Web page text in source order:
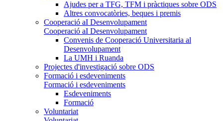
Ajudes per a TFG, TFM i pràctiques sobre ODS
Altres convocatòries, beques i premis
Cooperació aI Desenvolupament
Cooperació aI Desenvolupament
Convenis de Cooperació Universitaria al
Desenvolupament
La UMH i Ruanda
Projectes d'investigació sobre ODS
Formació i esdeveniments
Formació i esdeveniments
Esdeveniments
Formació
Voluntariat